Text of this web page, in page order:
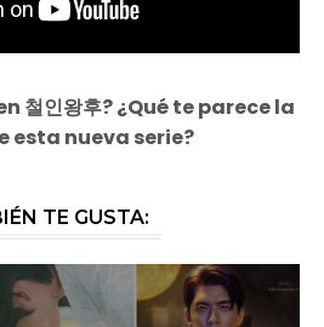
철인왕후? ¿Qué te parece la
esta nueva serie?
TE GUSTA: